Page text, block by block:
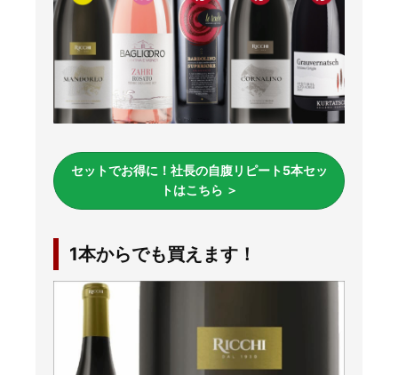
セットでお得に！社長の自腹リピート5本セッ
トはこちら ＞
1本からでも買えます！